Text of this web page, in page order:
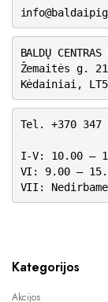
BALDŲ
Žemaitės g.
Kėdainiai,
Tel. +370 347
I-V: 10.00 –
VI: 9.00 –
VII: Nedirbame
Kategorijos
Akcijos